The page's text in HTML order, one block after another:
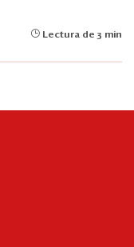
Lectura de 3 min